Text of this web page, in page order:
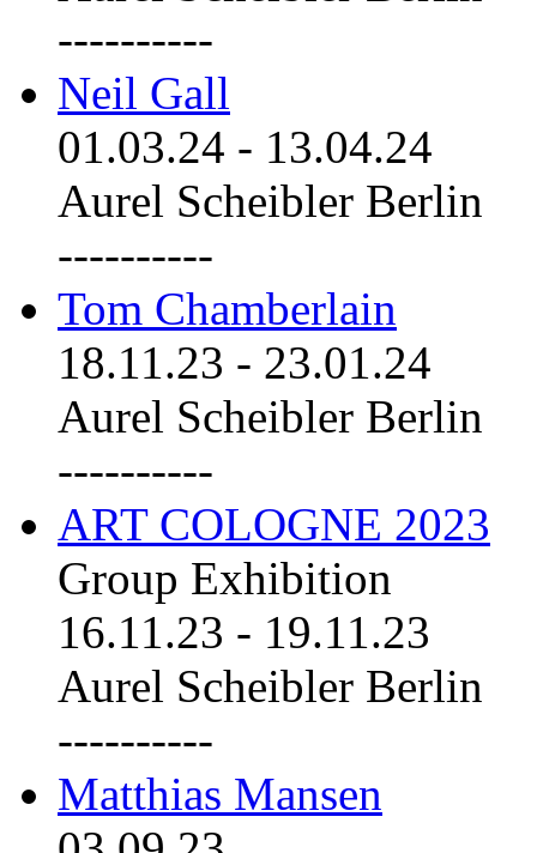
----------
Neil Gall
01.03.24 - 13.04.24
Aurel Scheibler Berlin
----------
Tom Chamberlain
18.11.23 - 23.01.24
Aurel Scheibler Berlin
----------
ART COLOGNE 2023
Group Exhibition
16.11.23 - 19.11.23
Aurel Scheibler Berlin
----------
Matthias Mansen